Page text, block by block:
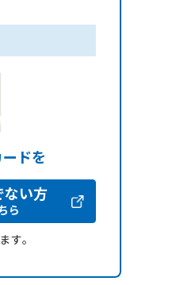
ドを
ない方
ら
す。